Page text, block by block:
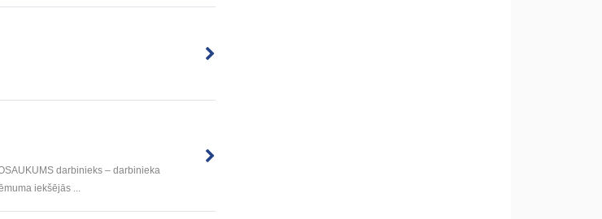
darbinieks – darbinieka
iekšējās ...